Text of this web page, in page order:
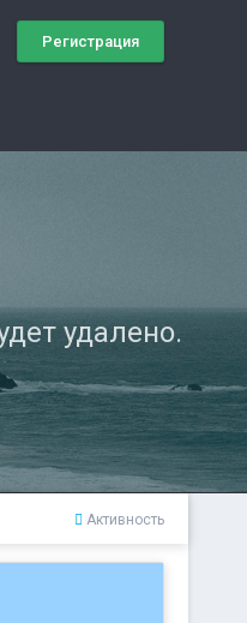
Регистрация
удалено.
Активность